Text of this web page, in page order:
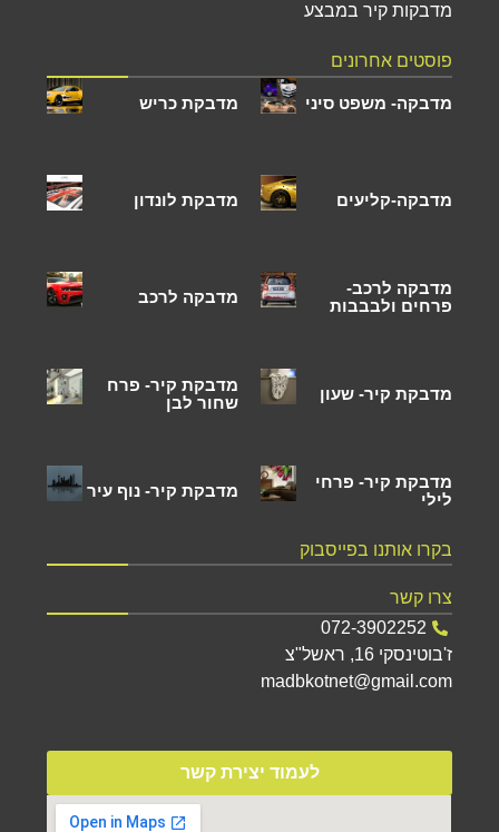
מדבקות קיר במבצע
פוסטים אחרונים
מדבקה- משפט סיני מדבקת כריש
מדבקה-קליעים מדבקת לונדון
מדבקה לרכב-
פרחים ולבבבות
מדבקה לרכב
מדבקת קיר- שעון
מדבקת קיר- פרח
שחור לבן
מדבקת קיר- פרחי
לילי
מדבקת קיר- נוף עיר
בקרו אותנו בפייסבוק
צרו קשר
072-3902252
ז'בוטינסקי 16, ראשל"צ
madbkotnet@gmail.com
לעמוד יצירת קשר